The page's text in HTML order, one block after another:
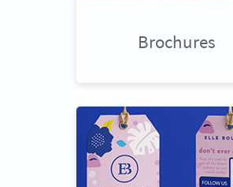
Brochures